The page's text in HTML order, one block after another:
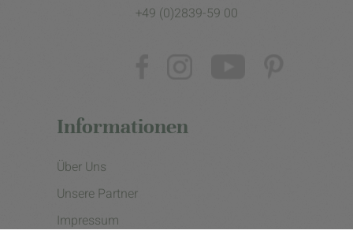
+49 (0)2839-59 00
Informationen
Über Uns
Unsere Partner
Impressum